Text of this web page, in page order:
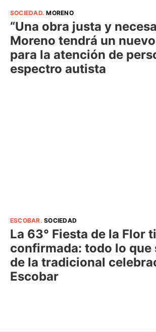
SOCIEDAD.MORENO
“Una obra justa y
Moreno tendrá un
para la atención de
espectro autista
ESCOBAR.SOCIEDAD
La 63° Fiesta de la Flor
confirmada: todo lo que
de la tradicional
Escobar